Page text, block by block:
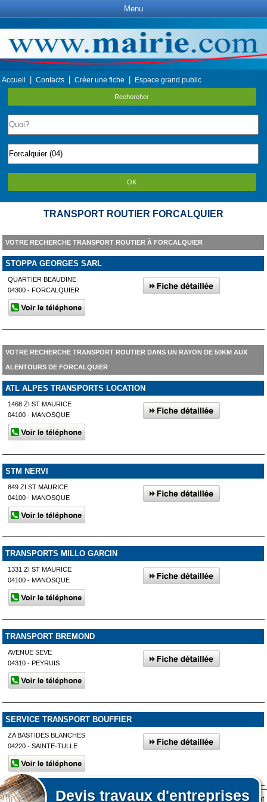
Menu
Accueil Contacts Créer une fiche Espace grand public
Rechercher
OK
TRANSPORT ROUTIER FORCALQUIER
Devis travaux d'entreprises
VOTRE RECHERCHE TRANSPORT ROUTIER À FORCALQUIER
STOPPA GEORGES SARL
QUARTIER BEAUDINE
04300 - FORCALQUIER
VOTRE RECHERCHE TRANSPORT ROUTIER DANS UN RAYON DE 50KM AUX
ALENTOURS DE FORCALQUIER
ATL ALPES TRANSPORTS LOCATION
1468 ZI ST MAURICE
04100 - MANOSQUE
STM NERVI
849 ZI ST MAURICE
04100 - MANOSQUE
TRANSPORTS MILLO GARCIN
1331 ZI ST MAURICE
04100 - MANOSQUE
TRANSPORT BREMOND
AVENUE SEVE
04310 - PEYRUIS
SERVICE TRANSPORT BOUFFIER
ZA BASTIDES BLANCHES
04220 - SAINTE-TULLE
Lors de votre visite sur notre site des fichiers informatiques nommés cookies sont